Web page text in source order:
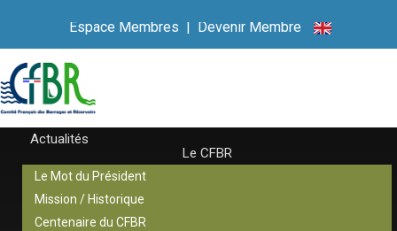
Espace Membres | Devenir Membre
Actualités
Le CFBR
Le Mot du Président
Mission / Historique
Centenaire du CFBR